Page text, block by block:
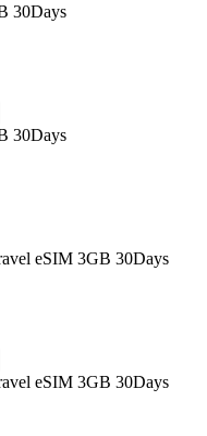
30Days
30Days
eSIM 3GB 30Days
eSIM 3GB 30Days